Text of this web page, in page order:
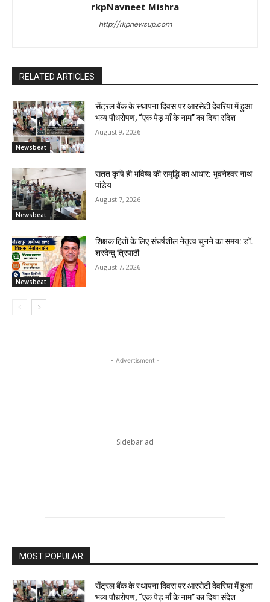
rkpNavneet Mishra
http://rkpnewsup.com
RELATED ARTICLES
Newsbeat
सेंट्रल बैंक के स्थापना दिवस पर आरसेटी देवरिया में हुआ
भव्य पौधरोपण, “एक पेड़ माँ के नाम” का दिया संदेश
August 9, 2026
Newsbeat
सतत कृषि ही भविष्य की समृद्धि का आधार: भुवनेश्वर नाथ
पांडेय
August 7, 2026
Newsbeat
शिक्षक हितों के लिए संघर्षशील नेतृत्व चुनने का समय: डॉ.
शरदेन्दु त्रिपाठी
August 7, 2026
- Advertisment -
MOST POPULAR
सेंट्रल बैंक के स्थापना दिवस पर आरसेटी देवरिया में हुआ
भव्य पौधरोपण, “एक पेड़ माँ के नाम” का दिया संदेश